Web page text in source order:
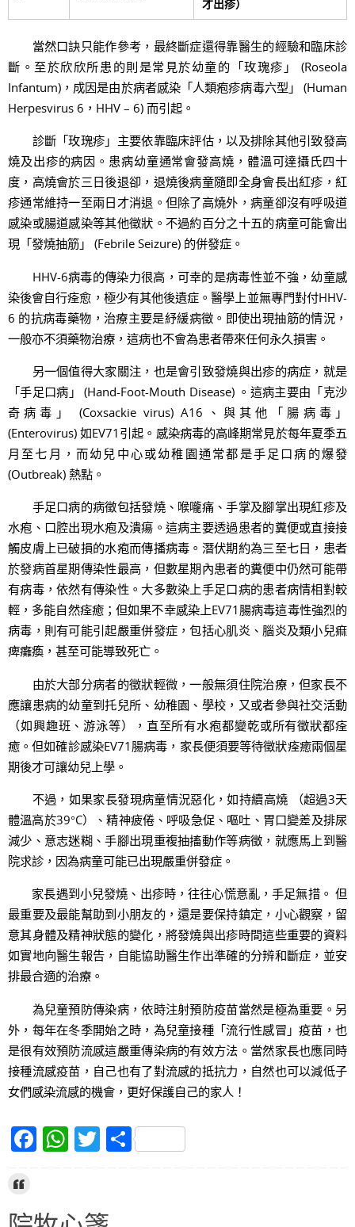
才出疹）
當然口訣只能作參考，最終斷症還得靠醫生的經驗和臨床診
斷。至於欣欣所患的則是常見於幼童的「玫瑰疹」 (Roseola
Infantum)，成因是由於病者感染「人類疱疹病毒六型」 (Human
Herpesvirus 6，HHV – 6) 而引起。
診斷「玫瑰疹」主要依靠臨床評估，以及排除其他引致發高
燒及出疹的病因。患病幼童通常會發高燒，體溫可達攝氏四十
度，高燒會於三日後退卻，退燒後病童隨即全身會長出紅疹，紅
疹通常維持一至兩日才消退。但除了高燒外，病童卻沒有呼吸道
感染或腸道感染等其他徵狀。不過約百分之十五的病童可能會出
現「發燒抽筋」 (Febrile Seizure) 的併發症。
HHV-6病毒的傳染力很高，可幸的是病毒性並不強，幼童感
染後會自行痊愈，極少有其他後遺症。醫學上並無專門對付HHV-
6 的抗病毒藥物，治療主要是紓緩病徵。即使出現抽筋的情況，
一般亦不須藥物治療，這病也不會為患者帶來任何永久損害。
另一個值得大家關注，也是會引致發燒與出疹的病症，就是
「手足口病」 (Hand-Foot-Mouth Disease) 。這病主要由「克沙
奇病毒」 (Coxsackie virus) A16、與其他「腸病毒」
(Enterovirus) 如EV71引起。感染病毒的高峰期常見於每年夏季五
月至七月，而幼兒中心或幼稚園通常都是手足口病的爆發
(Outbreak) 熱點。
手足口病的病徵包括發燒、喉嚨痛、手掌及腳掌出現紅疹及
水疱、口腔出現水疱及潰瘍。這病主要透過患者的糞便或直接接
觸皮膚上已破損的水疱而傳播病毒。潛伏期約為三至七日，患者
於發病首星期傳染性最高，但數星期內患者的糞便中仍然可能帶
有病毒，依然有傳染性。大多數染上手足口病的患者病情相對較
輕，多能自然痊癒；但如果不幸感染上EV71腸病毒這毒性強烈的
病毒，則有可能引起嚴重併發症，包括心肌炎、腦炎及類小兒痲
痺癱瘓，甚至可能導致死亡。
由於大部分病者的徵狀輕微，一般無須住院治療，但家長不
應讓患病的幼童到托兒所、幼稚園、學校，又或者參與社交活動
（如興趣班、游泳等），直至所有水疱都變乾或所有徵狀都痊
癒。但如確診感染EV71腸病毒，家長便須要等待徵狀痊癒兩個星
期後才可讓幼兒上學。
不過，如果家長發現病童情況惡化，如持續高燒 （超過3天
體溫高於39°C）、精神疲倦、呼吸急促、嘔吐、胃口變差及排尿
減少、意志迷糊、手腳出現重複抽搐動作等病徵，就應馬上到醫
院求診，因為病童可能已出現嚴重併發症。
家長遇到小兒發燒、出疹時，往往心慌意亂，手足無措。 但
最重要及最能幫助到小朋友的，還是要保持鎮定，小心觀察，留
意其身體及精神狀態的變化，將發燒與出疹時間這些重要的資料
如實地向醫生報告，自能協助醫生作出準確的分辨和斷症，並安
排最合適的治療。
為兒童預防傳染病，依時注射預防疫苗當然是極為重要。另
外，每年在冬季開始之時，為兒童接種「流行性感冒」疫苗，也
是很有效預防流感這嚴重傳染病的有效方法。當然家長也應同時
接種流感疫苗，自己也有了對流感的抵抗力，自然也可以減低子
女們感染流感的機會，更好保護自己的家人！
F
e
W
s
T
er
S